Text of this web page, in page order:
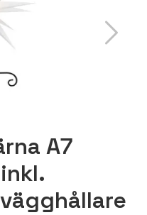
A7